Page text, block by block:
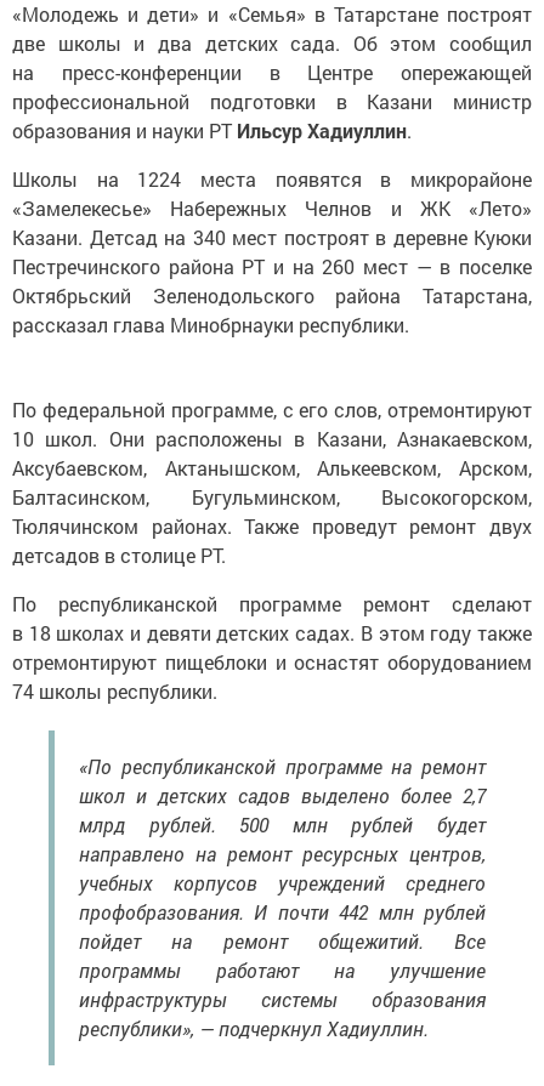
«Молодежь и дети» и «Семья» в Татарстане построят
две школы и два детских сада. Об этом сообщил
на пресс-конференции в Центре опережающей
профессиональной подготовки в Казани министр
образования и науки РТ Ильсур Хадиуллин.
Школы на 1224 места появятся в микрорайоне
«Замелекесье» Набережных Челнов и ЖК «Лето»
Казани. Детсад на 340 мест построят в деревне Куюки
Пестречинского района РТ и на 260 мест — в поселке
Октябрьский Зеленодольского района Татарстана,
рассказал глава Минобрнауки республики.
По федеральной программе, с его слов, отремонтируют
10 школ. Они расположены в Казани, Азнакаевском,
Аксубаевском, Актанышском, Алькеевском, Арском,
Балтасинском, Бугульминском, Высокогорском,
Тюлячинском районах. Также проведут ремонт двух
детсадов в столице РТ.
По республиканской программе ремонт сделают
в 18 школах и девяти детских садах. В этом году также
отремонтируют пищеблоки и оснастят оборудованием
74 школы республики.
«По республиканской программе на ремонт
школ и детских садов выделено более 2,7
млрд рублей. 500 млн рублей будет
направлено на ремонт ресурсных центров,
учебных корпусов учреждений среднего
профобразования. И почти 442 млн рублей
пойдет на ремонт общежитий. Все
программы работают на улучшение
инфраструктуры системы образования
республики», — подчеркнул Хадиуллин.